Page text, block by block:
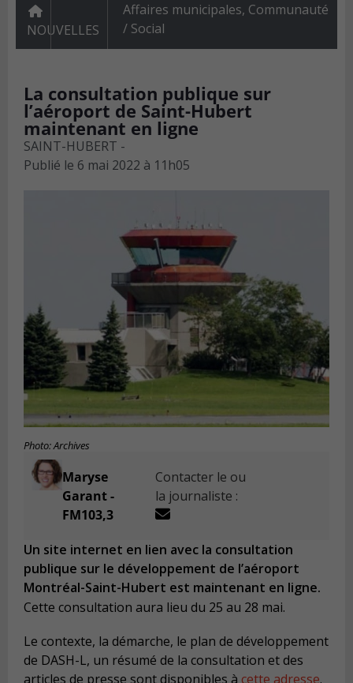
NOUVELLES
Affaires municipales, Communauté
/ Social
La consultation publique sur
l’aéroport de Saint-Hubert
maintenant en ligne
SAINT-HUBERT -
Publié le 6 mai 2022 à 11h05
Photo: Archives
Maryse
Garant -
FM103,3
Contacter le ou
la journaliste :
Un site internet en lien avec la consultation
publique sur le développement de l’aéroport
Montréal-Saint-Hubert est maintenant en ligne.
Cette consultation aura lieu du 25 au 28 mai.
Le contexte, la démarche, le plan de développement
de DASH-L, un résumé de la consultation et des
articles de presse sont disponibles à cette adresse.